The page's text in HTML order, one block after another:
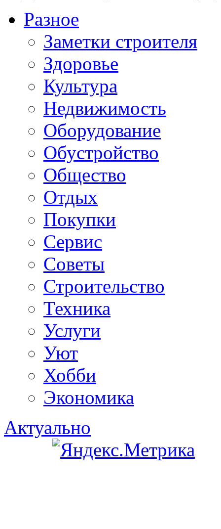
Разное
Заметки строителя
Здоровье
Культура
Недвижимость
Оборудование
Обустройство
Общество
Отдых
Покупки
Сервис
Советы
Строительство
Техника
Услуги
Уют
Хобби
Экономика
Актуально